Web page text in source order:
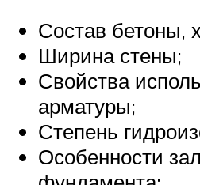
Состав бетоны,
Ширина стены;
Свойства
арматуры;
Степень
Особенности